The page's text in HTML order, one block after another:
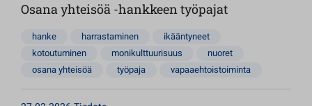
Osana yhteisöä -hankkeen työpajat
hanke harrastaminen
ikääntyneet
kotoutuminen
monikulttuurisuus
nuoret
osana yhteisöä
työpaja vapaaehtoistoiminta